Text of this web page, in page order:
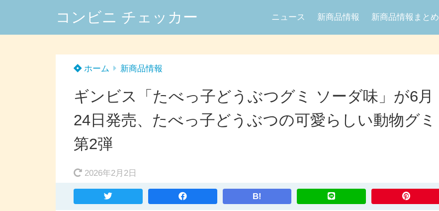
コンビニ チェッカー ニュース 新商品情報 新商品情報まとめ
ホーム 新商品情報
ギンビス「たべっ子どうぶつグミ ソーダ味」が6月
24日発売、たべっ子どうぶつの可愛らしい動物グミ
第2弾
2026年2月2日
B!